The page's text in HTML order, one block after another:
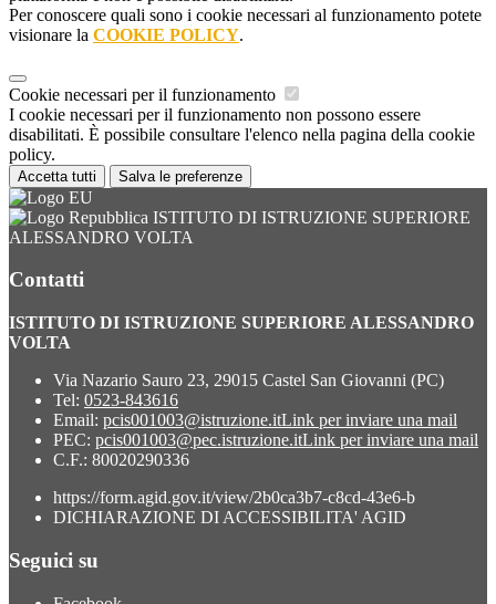
Per conoscere quali sono i cookie necessari al funzionamento potete
visionare la COOKIE POLICY.
Cookie necessari per il funzionamento
I cookie necessari per il funzionamento non possono essere
disabilitati. È possibile consultare l'elenco nella pagina della cookie
policy.
Accetta tutti Salva le preferenze
ISTITUTO DI ISTRUZIONE SUPERIORE
ALESSANDRO VOLTA
Contatti
ISTITUTO DI ISTRUZIONE SUPERIORE ALESSANDRO
VOLTA
Via Nazario Sauro 23, 29015 Castel San Giovanni (PC)
Tel: 0523-843616
Email: pcis001003@istruzione.itLink per inviare una mail
PEC: pcis001003@pec.istruzione.itLink per inviare una mail
C.F.: 80020290336
https://form.agid.gov.it/view/2b0ca3b7-c8cd-43e6-b
DICHIARAZIONE DI ACCESSIBILITA' AGID
Seguici su